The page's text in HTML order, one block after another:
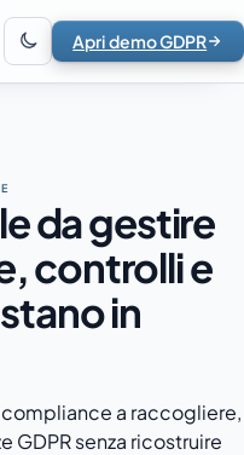
Apri demo GDPR
da gestire
controlli e
in
a raccogliere,
GDPR senza ricostruire